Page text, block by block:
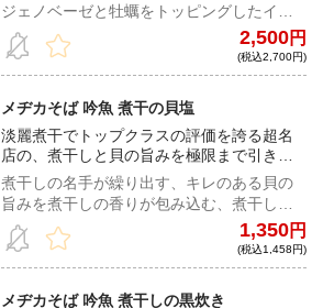
ジェノベーゼと牡蠣をトッピングしたイタ
リアンラーメンは風味豊かな仕上がり！芸
術的とも言えるクオリティを体感せよ！
2,500円
(税込2,700円)
メヂカそば 吟魚 煮干の貝塩
淡麗煮干でトップクラスの評価を誇る超名
店の、煮干しと貝の旨みを極限まで引き出
した芸術的な一杯！
煮干しの名手が繰り出す、キレのある貝の
旨みを煮干しの香りが包み込む、煮干しと
貝の旨みを緻密に掛け合わせた極上の貝塩
ラーメン！
1,350円
(税込1,458円)
メヂカそば 吟魚 煮干しの黒炊き